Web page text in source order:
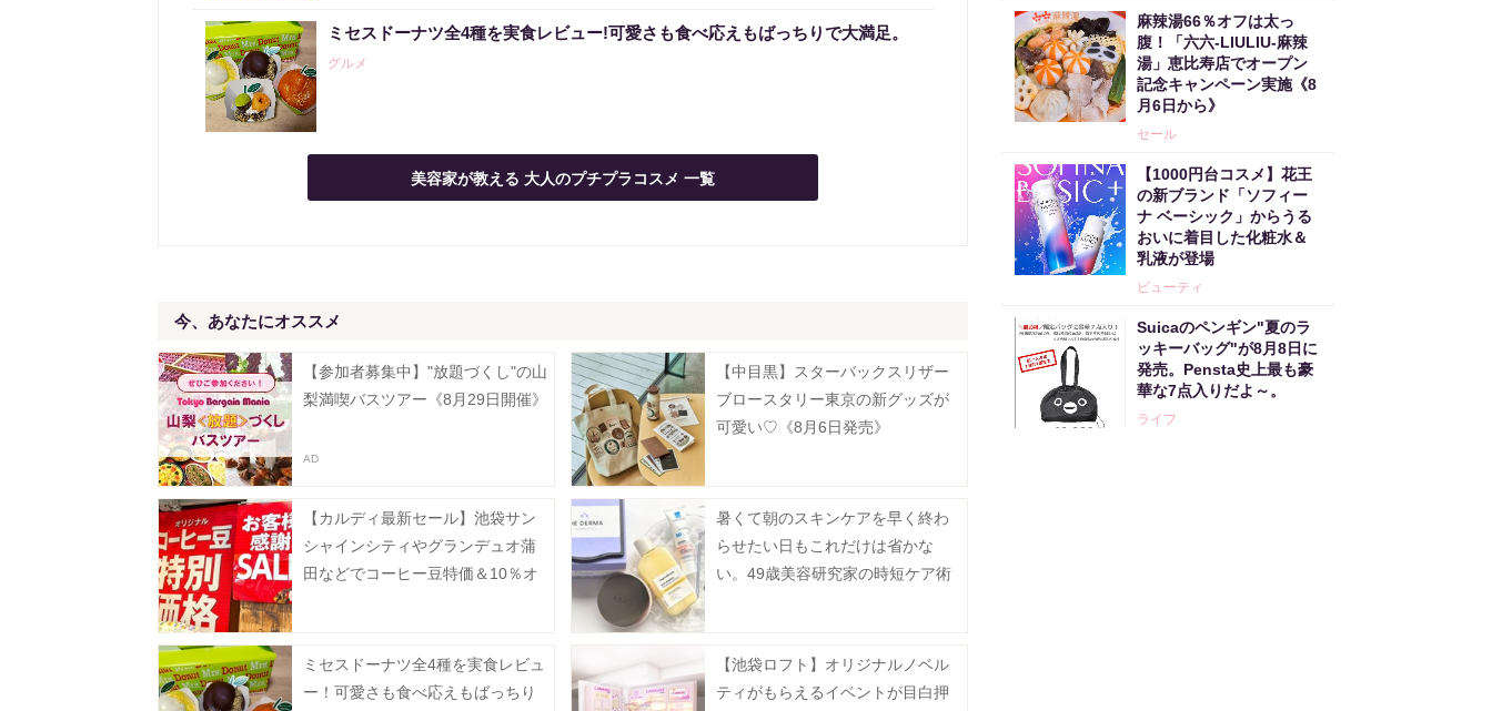
ミセスドーナツ全4種を実食レビュー!可愛さも食べ応えもばっちりで大満足。
グルメ
美容家が教える 大人のプチプラコスメ 一覧
今、あなたにオススメ
【参加者募集中】"放題づくし"の山
梨満喫バスツアー《8月29日開催》
【中目黒】スターバックスリザー
ブロースタリー東京の新グッズが
可愛い♡《8月6日発売》
【カルディ最新セール】池袋サン
シャインシティやグランデュオ蒲
田などでコーヒー豆特価＆10％オ
暑くて朝のスキンケアを早く終わ
らせたい日もこれだけは省かな
い。49歳美容研究家の時短ケア術
ミセスドーナツ全4種を実食レビュ
ー！可愛さも食べ応えもばっちり
【池袋ロフト】オリジナルノベル
ティがもらえるイベントが目白押
麻辣湯66％オフは太っ
腹！「六六-LIULIU-麻辣
湯」恵比寿店でオープン
記念キャンペーン実施《8
月6日から》
セール
【1000円台コスメ】花王
の新ブランド「ソフィー
ナ ベーシック」からうる
おいに着目した化粧水＆
乳液が登場
ビューティ
Suicaのペンギン"夏のラ
ッキーバッグ"が8月8日に
発売。Pensta史上最も豪
華な7点入りだよ～。
ライフ